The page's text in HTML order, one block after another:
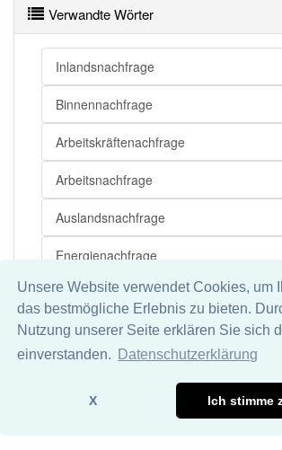
Unsere Website verwendet Cookies, um
das bestmögliche Erlebnis zu bieten.
Nutzung unserer Seite erklären Sie sich
einverstanden.
Datenschutzerklärung
X Ich stimme
Verwandte Wörter
Inlandsnachfrage
Binnennachfrage
Arbeitskräftenachfrage
Arbeitsnachfrage
Auslandsnachfrage
Energienachfrage
Erdölnachfrage
Geldnachfrage
Güternachfrage
Mehr
Datenschutz
Wir übernehmen keine Garantie und keine
Richtigkeit und Vollständigkeit dieser Seite.